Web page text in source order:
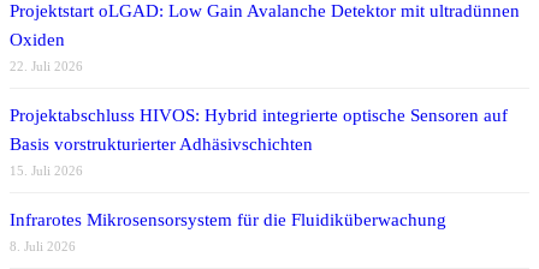
Projektstart oLGAD: Low Gain Avalanche Detektor mit ultradünnen
Oxiden
22. Juli 2026
Projektabschluss HIVOS: Hybrid integrierte optische Sensoren auf
Basis vorstrukturierter Adhäsivschichten
15. Juli 2026
Infrarotes Mikrosensorsystem für die Fluidiküberwachung
8. Juli 2026